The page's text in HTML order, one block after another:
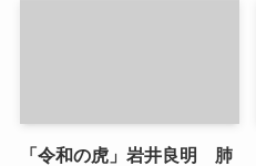
「令和の虎」岩井良明 肺